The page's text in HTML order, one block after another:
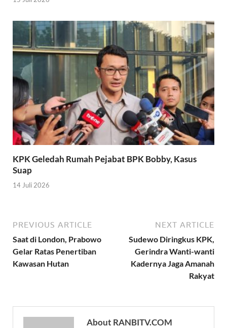
KPK Geledah Rumah Pejabat BPK Bobby, Kasus
Suap
14 Juli 2026
PREVIOUS ARTICLE
Saat di London, Prabowo
Gelar Ratas Penertiban
Kawasan Hutan
NEXT ARTICLE
Sudewo Diringkus KPK,
Gerindra Wanti-wanti
Kadernya Jaga Amanah
Rakyat
About RANBITV.COM